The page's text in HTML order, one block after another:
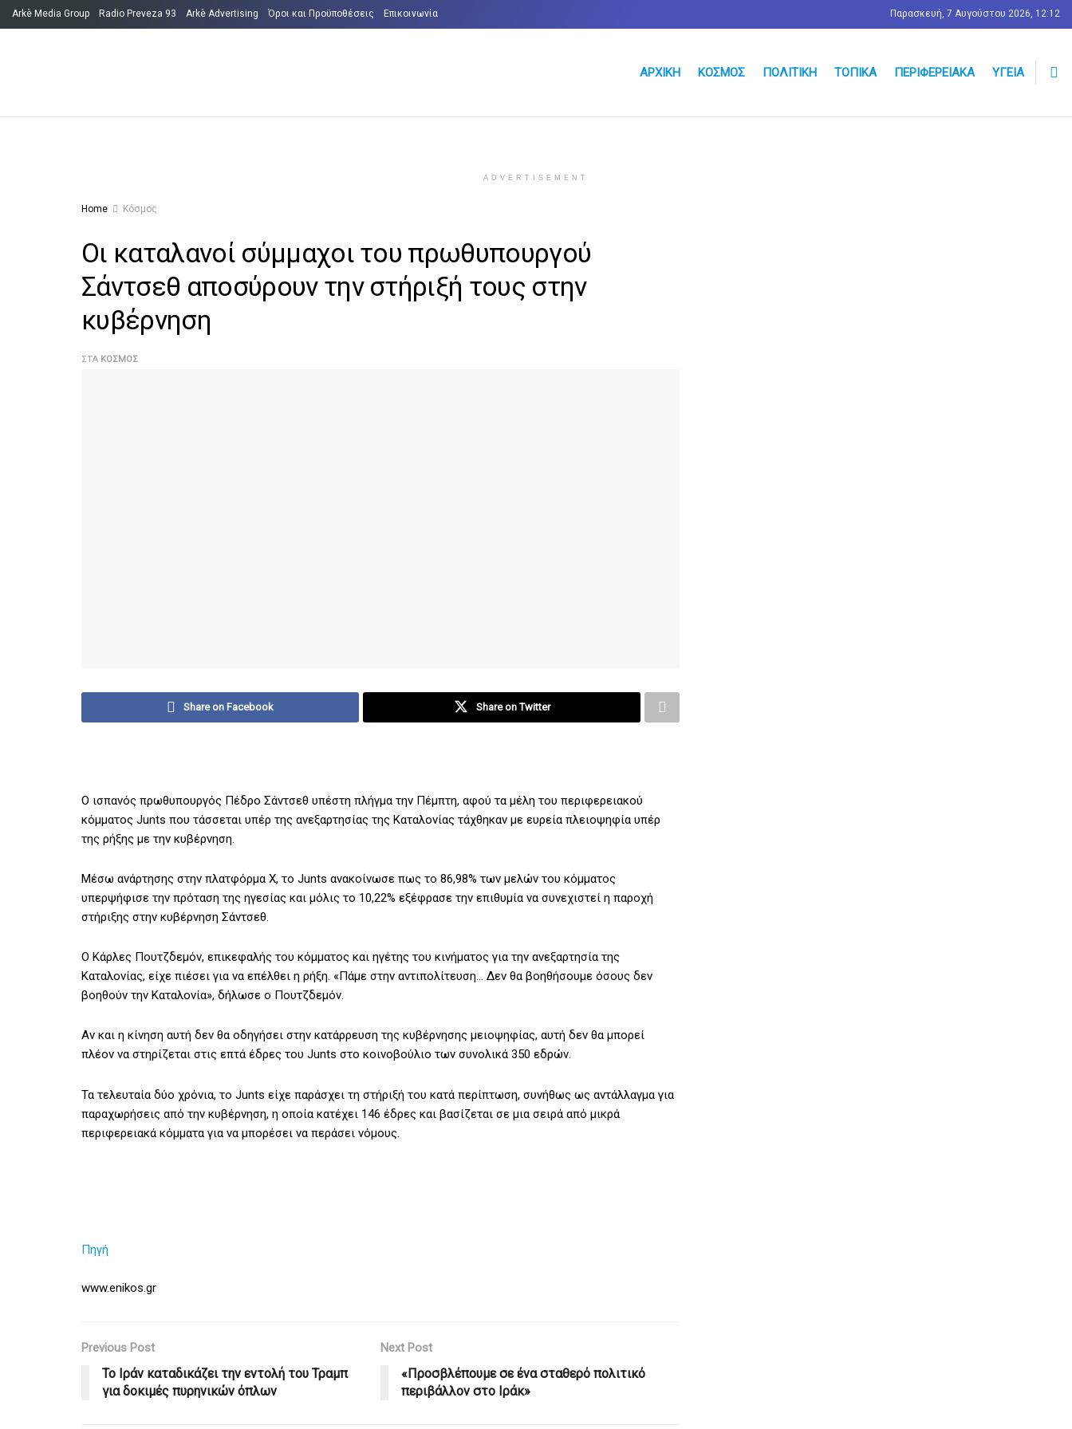
Arkè Media Group Radio Preveza 93 Arkè Advertising Όροι και Προϋποθέσεις Επικοινωνία Παρασκευή, 7 Αυγούστου 2026, 12:12
ΑΡΧΙΚΉ ΚΌΣΜΟΣ ΠΟΛΙΤΙΚΉ ΤΟΠΙΚΆ ΠΕΡΙΦΕΡΕΙΑΚΆ ΥΓΕΊΑ
ADVERTISEMENT
Home Κόσμος
Οι καταλανοί σύμμαχοι του πρωθυπουργού
Σάντσεθ αποσύρουν την στήριξή τους στην
κυβέρνηση
ΣΤΑ ΚΌΣΜΟΣ
Share on Facebook Share on Twitter
Ο ισπανός πρωθυπουργός Πέδρο Σάντσεθ υπέστη πλήγμα την Πέμπτη, αφού τα μέλη του περιφερειακού
κόμματος Junts που τάσσεται υπέρ της ανεξαρτησίας της Καταλονίας τάχθηκαν με ευρεία πλειοψηφία υπέρ
της ρήξης με την κυβέρνηση.
Μέσω ανάρτησης στην πλατφόρμα Χ, το Junts ανακοίνωσε πως το 86,98% των μελών του κόμματος
υπερψήφισε την πρόταση της ηγεσίας και μόλις το 10,22% εξέφρασε την επιθυμία να συνεχιστεί η παροχή
στήριξης στην κυβέρνηση Σάντσεθ.
Ο Κάρλες Πουτζδεμόν, επικεφαλής του κόμματος και ηγέτης του κινήματος για την ανεξαρτησία της
Καταλονίας, είχε πιέσει για να επέλθει η ρήξη. «Πάμε στην αντιπολίτευση… Δεν θα βοηθήσουμε όσους δεν
βοηθούν την Καταλονία», δήλωσε ο Πουτζδεμόν.
Αν και η κίνηση αυτή δεν θα οδηγήσει στην κατάρρευση της κυβέρνησης μειοψηφίας, αυτή δεν θα μπορεί
πλέον να στηρίζεται στις επτά έδρες του Junts στο κοινοβούλιο των συνολικά 350 εδρών.
Τα τελευταία δύο χρόνια, το Junts είχε παράσχει τη στήριξή του κατά περίπτωση, συνήθως ως αντάλλαγμα για
παραχωρήσεις από την κυβέρνηση, η οποία κατέχει 146 έδρες και βασίζεται σε μια σειρά από μικρά
περιφερειακά κόμματα για να μπορέσει να περάσει νόμους.
Πηγή
www.enikos.gr
Previous Post
Το Ιράν καταδικάζει την εντολή του Τραμπ
για δοκιμές πυρηνικών όπλων
Next Post
«Προσβλέπουμε σε ένα σταθερό πολιτικό
περιβάλλον στο Ιράκ»